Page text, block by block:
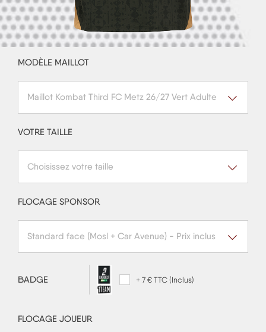
MODÈLE MAILLOT
Maillot Kombat Third FC Metz 26/27 Vert Adulte
VOTRE TAILLE
Choisissez votre taille
FLOCAGE SPONSOR
Standard face (Mosl + Car Avenue) - Prix inclus
BADGE + 7 € TTC (Inclus)
FLOCAGE JOUEUR